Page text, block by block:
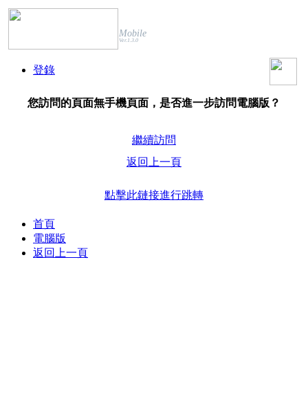
Mobile
Ver.1.3.0
登錄
您訪問的頁面無手機頁面，是否進一步訪問電腦版？
繼續訪問
返回上一頁
點擊此鏈接進行跳轉
首頁
電腦版
返回上一頁